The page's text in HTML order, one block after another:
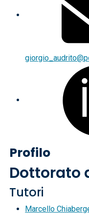
Profilo
Dottorato
Tutori
Marcello